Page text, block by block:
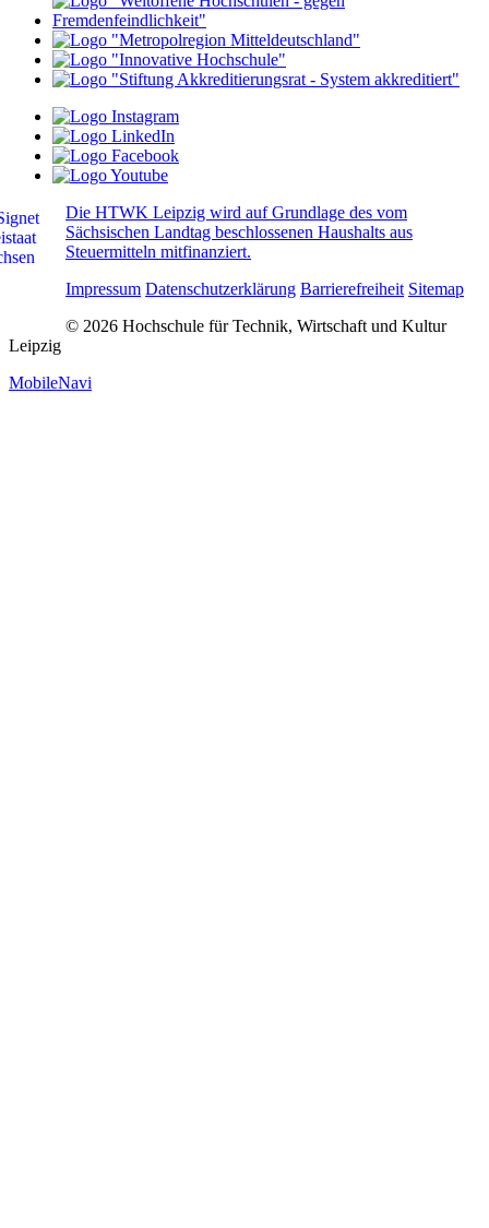
Die HTWK Leipzig wird auf Grundlage des vom
Sächsischen Landtag beschlossenen Haushalts aus
Steuermitteln mitfinanziert.
Impressum Datenschutzerklärung Barrierefreiheit Sitemap
© 2026 Hochschule für Technik, Wirtschaft und Kultur
Leipzig
MobileNavi